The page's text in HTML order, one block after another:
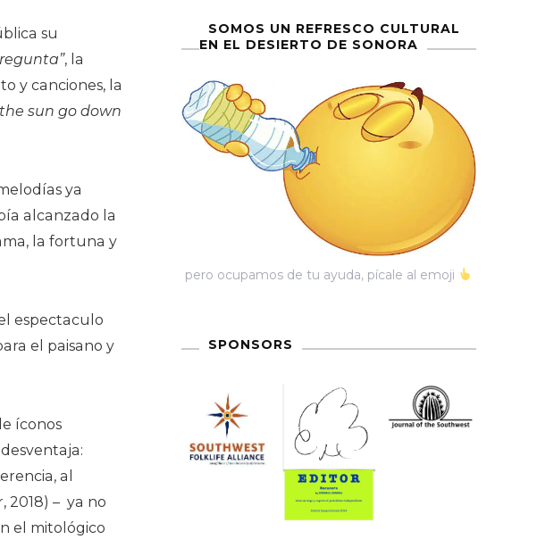
su
, la
y canciones, la
sun go down
ya
alcanzado la
la fortuna y
espectaculo
el paisano y
íconos
al
2018) – ya no
el mitológico
SOMOS UN REFRESCO CULTURAL
EN EL DESIERTO DE SONORA
pero ocupamos de tu ayuda, pícale al emoji
SPONSORS